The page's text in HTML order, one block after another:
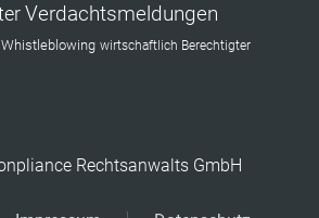
Verdachtsmeldungen
Whistleblowing wirtschaftlich Berechtigter
Rechtsanwalts GmbH